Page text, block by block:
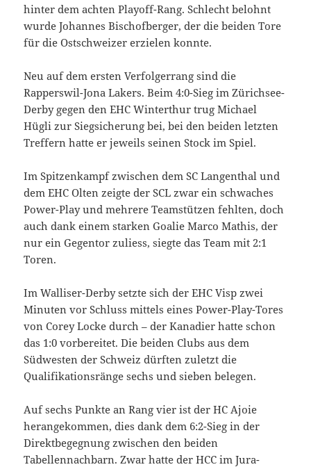
hinter dem achten Playoff-Rang. Schlecht belohnt
wurde Johannes Bischofberger, der die beiden Tore
für die Ostschweizer erzielen konnte.
Neu auf dem ersten Verfolgerrang sind die
Rapperswil-Jona Lakers. Beim 4:0-Sieg im Zürichsee-
Derby gegen den EHC Winterthur trug Michael
Hügli zur Siegsicherung bei, bei den beiden letzten
Treffern hatte er jeweils seinen Stock im Spiel.
Im Spitzenkampf zwischen dem SC Langenthal und
dem EHC Olten zeigte der SCL zwar ein schwaches
Power-Play und mehrere Teamstützen fehlten, doch
auch dank einem starken Goalie Marco Mathis, der
nur ein Gegentor zuliess, siegte das Team mit 2:1
Toren.
Im Walliser-Derby setzte sich der EHC Visp zwei
Minuten vor Schluss mittels eines Power-Play-Tores
von Corey Locke durch – der Kanadier hatte schon
das 1:0 vorbereitet. Die beiden Clubs aus dem
Südwesten der Schweiz dürften zuletzt die
Qualifikationsränge sechs und sieben belegen.
Auf sechs Punkte an Rang vier ist der HC Ajoie
herangekommen, dies dank dem 6:2-Sieg in der
Direktbegegnung zwischen den beiden
Tabellennachbarn. Zwar hatte der HCC im Jura-